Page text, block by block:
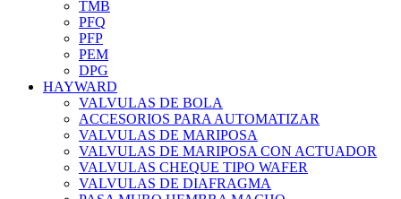
TMB
PFQ
PFP
PEM
DPG
HAYWARD
VALVULAS DE BOLA
ACCESORIOS PARA AUTOMATIZAR
VALVULAS DE MARIPOSA
VALVULAS DE MARIPOSA CON ACTUADOR
VALVULAS CHEQUE TIPO WAFER
VALVULAS DE DIAFRAGMA